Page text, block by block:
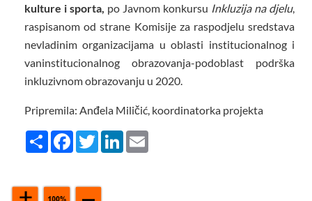
kulture i sporta, po Javnom konkursu Inkluzija na djelu,
raspisanom od strane Komisije za raspodjelu sredstava
nevladinim organizacijama u oblasti institucionalnog i
vaninstitucionalnog obrazovanja-podoblast podrška
inkluzivnom obrazovanju u 2020.
Pripremila: Anđela Miličić, koordinatorka projekta
Share FacebookTwitterLinkedIn